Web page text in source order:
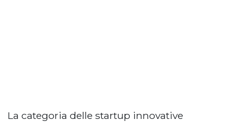
La categoria delle startup innovative